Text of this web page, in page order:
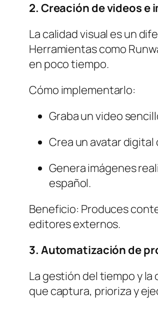
2. Creación de videos e
La calidad visual es un
Herramientas como
en poco tiempo.
Cómo implementarlo:
Graba un video
Crea un avatar
Genera imágenes
español.
Beneficio: Produces
editores externos.
3. Automatización de
La gestión del tiempo y
que captura, prioriza y